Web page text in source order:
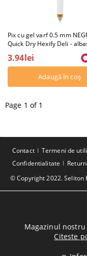
Pix cu gel varf 0.5 mm
Quick Dry Hexify Deli -
3.94lei
Page 1 of 1
© Copyright 2022. Seliton
Contact Termeni de
Confidentialitate
Magazinul nostru
Citeste